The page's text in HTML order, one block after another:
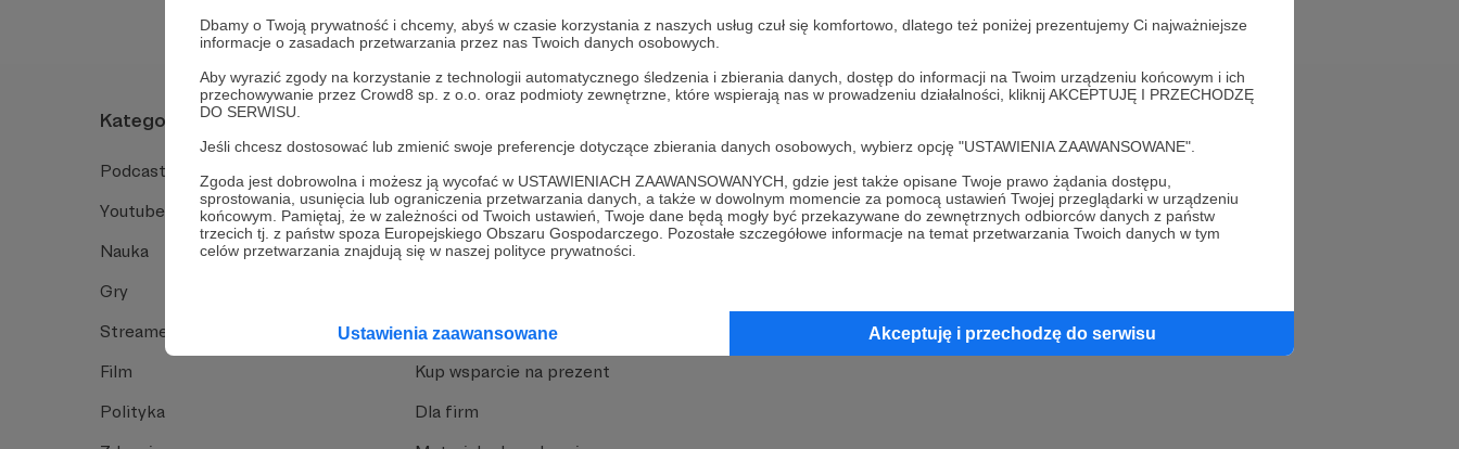
Dbamy o Twoją prywatność i chcemy, abyś w czasie korzystania z naszych usług czuł się komfortowo, dlatego też poniżej prezentujemy Ci najważniejsze
informacje o zasadach przetwarzania przez nas Twoich danych osobowych.
Aby wyrazić zgody na korzystanie z technologii automatycznego śledzenia i zbierania danych, dostęp do informacji na Twoim urządzeniu końcowym i ich
przechowywanie przez Crowd8 sp. z o.o. oraz podmioty zewnętrzne, które wspierają nas w prowadzeniu działalności, kliknij AKCEPTUJĘ I PRZECHODZĘ
DO SERWISU.
Jeśli chcesz dostosować lub zmienić swoje preferencje dotyczące zbierania danych osobowych, wybierz opcję "USTAWIENIA ZAAWANSOWANE".
Zgoda jest dobrowolna i możesz ją wycofać w USTAWIENIACH ZAAWANSOWANYCH, gdzie jest także opisane Twoje prawo żądania dostępu,
sprostowania, usunięcia lub ograniczenia przetwarzania danych, a także w dowolnym momencie za pomocą ustawień Twojej przeglądarki w urządzeniu
końcowym. Pamiętaj, że w zależności od Twoich ustawień, Twoje dane będą mogły być przekazywane do zewnętrznych odbiorców danych z państw
trzecich tj. z państw spoza Europejskiego Obszaru Gospodarczego. Pozostałe szczegółowe informacje na temat przetwarzania Twoich danych w tym
celów przetwarzania znajdują się w naszej polityce prywatności.
Ustawienia zaawansowane Akceptuję i przechodzę do serwisu
Kategorie
Podcast
Youtube
Nauka
Gry
Streamerzy
Film
Polityka
Jak to działa
Funkcje Patronite
Dlaczego Patronite?
Opinie Twórców
Kup wsparcie na prezent
Dla firm
MCN Patronite
Suppi.pl
FAQ
Kontakt z zespołem Patronite